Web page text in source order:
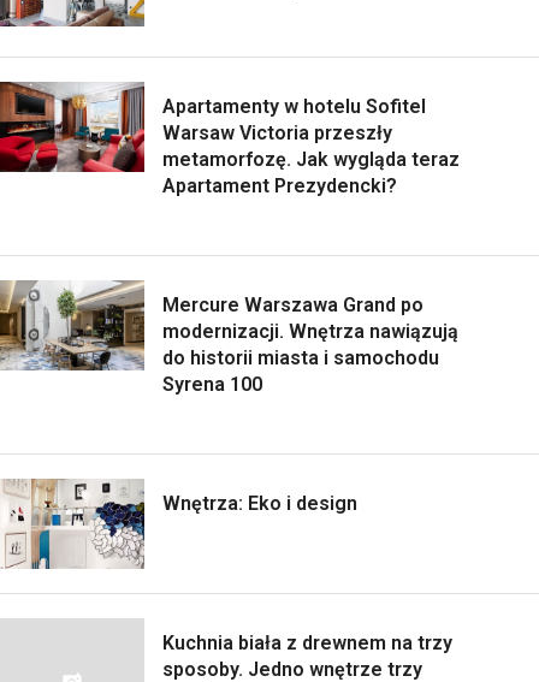
Apartamenty w hotelu Sofitel
Warsaw Victoria przeszły
metamorfozę. Jak wygląda teraz
Apartament Prezydencki?
Mercure Warszawa Grand po
modernizacji. Wnętrza nawiązują
do historii miasta i samochodu
Syrena 100
Wnętrza: Eko i design
Kuchnia biała z drewnem na trzy
sposoby. Jedno wnętrze trzy